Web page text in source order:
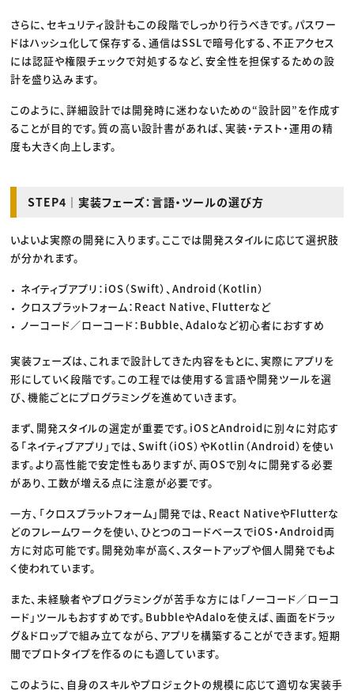
さらに、セキュリティ設計もこの段階でしっかり行うべきです。パスワー
ドはハッシュ化して保存する、通信はSSLで暗号化する、不正アクセス
には認証や権限チェックで対処するなど、安全性を担保するための設
計を盛り込みます。
このように、詳細設計では開発時に迷わないための“設計図”を作成す
ることが目的です。質の高い設計書があれば、実装・テスト・運用の精
度も大きく向上します。
STEP4｜実装フェーズ：言語・ツールの選び方
いよいよ実際の開発に入ります。ここでは開発スタイルに応じて選択肢
が分かれます。
ネイティブアプリ：iOS（Swift）、Android（Kotlin）
クロスプラットフォーム：React Native、Flutterなど
ノーコード／ローコード：Bubble、Adaloなど初心者におすすめ
実装フェーズは、これまで設計してきた内容をもとに、実際にアプリを
形にしていく段階です。この工程では使用する言語や開発ツールを選
び、機能ごとにプログラミングを進めていきます。
まず、開発スタイルの選定が重要です。iOSとAndroidに別々に対応す
る「ネイティブアプリ」では、Swift（iOS）やKotlin（Android）を使い
ます。より高性能で安定性もありますが、両OSで別々に開発する必要
があり、工数が増える点に注意が必要です。
一方、「クロスプラットフォーム」開発では、React NativeやFlutterな
どのフレームワークを使い、ひとつのコードベースでiOS・Android両
方に対応可能です。開発効率が高く、スタートアップや個人開発でもよ
く使われています。
また、未経験者やプログラミングが苦手な方には「ノーコード／ローコ
ード」ツールもおすすめです。BubbleやAdaloを使えば、画面をドラッ
グ＆ドロップで組み立てながら、アプリを構築することができます。短期
間でプロトタイプを作るのにも適しています。
このように、自身のスキルやプロジェクトの規模に応じて適切な実装手